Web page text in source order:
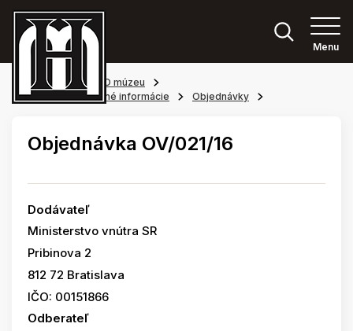
Menu
Hlavná stránka
O múzeu
Povinne zverejňované informácie
Objednávky
Objednávka OV/021/16
Dodávateľ
Ministerstvo vnútra SR
Pribinova 2
812 72 Bratislava
IČO: 00151866
Odberateľ